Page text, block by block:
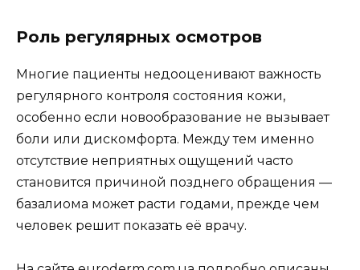
Роль регулярных осмотров
Многие пациенты недооценивают важность
регулярного контроля состояния кожи,
особенно если новообразование не вызывает
боли или дискомфорта. Между тем именно
отсутствие неприятных ощущений часто
становится причиной позднего обращения —
базалиома может расти годами, прежде чем
человек решит показать её врачу.